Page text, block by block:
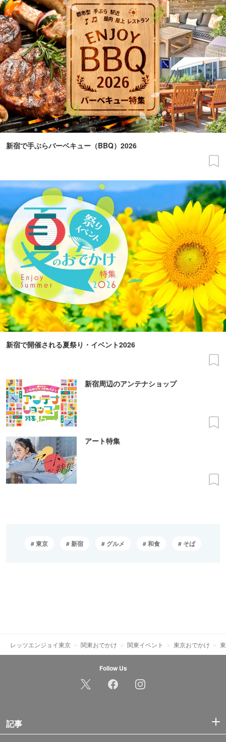
新宿で手ぶらバーベキュー（BBQ）2026
新宿で開催される夏祭り・イベント2026
新宿周辺のアンテナショップ
アート特集
東京 新宿 グルメ 和食 そば
レッツエンジョイ東京 関東おでかけ 関東イベント 東京おでかけ
Follow Us
記事